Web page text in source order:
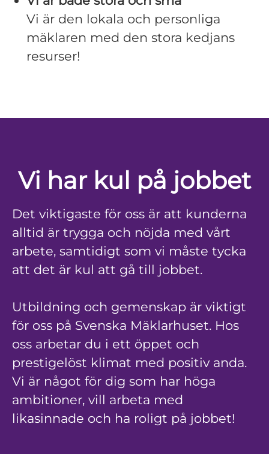
Vi är den lokala och personliga
mäklaren med den stora kedjans
resurser!
Vi har kul på jobbet
Det viktigaste för oss är att kunderna
alltid är trygga och nöjda med vårt
arbete, samtidigt som vi måste tycka
att det är kul att gå till jobbet.
Utbildning och gemenskap är viktigt
för oss på Svenska Mäklarhuset. Hos
oss arbetar du i ett öppet och
prestigelöst klimat med positiv anda.
Vi är något för dig som har höga
ambitioner, vill arbeta med
likasinnade och ha roligt på jobbet!